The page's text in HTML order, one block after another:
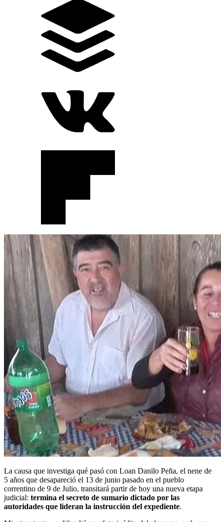
La causa que investiga qué pasó con Loan Danilo Peña, el nene de
5 años que desapareció el 13 de junio pasado en el pueblo
correntino de 9 de Julio, transitará partir de hoy una nueva etapa
judicial: termina el secreto de sumario dictado por las
autoridades que lideran la instrucción del expediente.